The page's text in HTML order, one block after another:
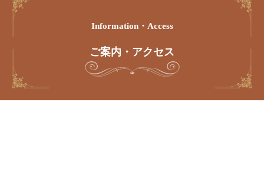
Information・access
ご案内・アクセス